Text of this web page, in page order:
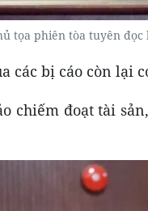
tọa phiên tòa tuyên đọc
các bị cáo còn lại
chiếm đoạt tài